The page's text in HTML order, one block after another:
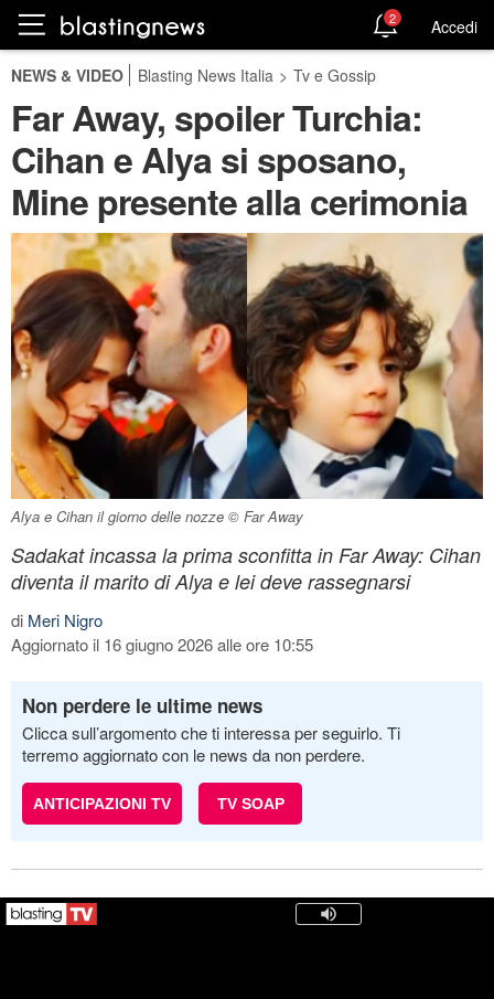
2 Accedi
NEWS & VIDEO Blasting News Italia > Tv e Gossip
Far Away, spoiler Turchia:
Cihan e Alya si sposano,
Mine presente alla cerimonia
Alya e Cihan il giorno delle nozze © Far Away
Sadakat incassa la prima sconfitta in Far Away: Cihan
diventa il marito di Alya e lei deve rassegnarsi
di Meri Nigro
Aggiornato il 16 giugno 2026 alle ore 10:55
Non perdere le ultime news
Clicca sull’argomento che ti interessa per seguirlo. Ti
terremo aggiornato con le news da non perdere.
ANTICIPAZIONI TV TV SOAP